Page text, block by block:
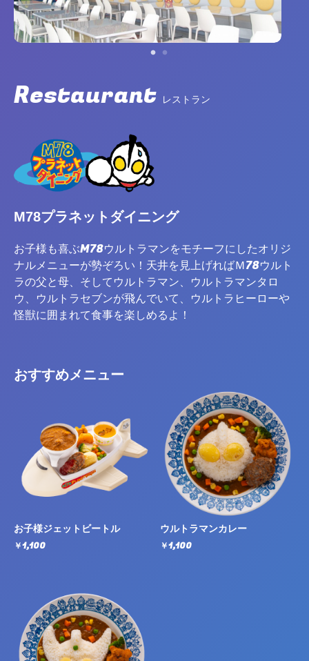
Restaurant レストラン
M78プラネットダイニング
お子様も喜ぶM78ウルトラマンをモチーフにしたオリジ
ナルメニューが勢ぞろい！天井を見上げればＭ78ウルト
ラの父と母、そしてウルトラマン、ウルトラマンタロ
ウ、ウルトラセブンが飛んでいて、ウルトラヒーローや
怪獣に囲まれて食事を楽しめるよ！
おすすめメニュー
お子様ジェットビートル
￥1,100
ウルトラマンカレー
￥1,100